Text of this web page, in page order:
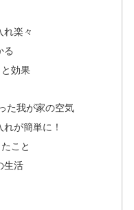
れ楽々
る
効果
た我が家の空気
が簡単に！
こと
生活